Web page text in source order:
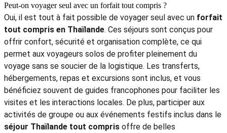
Peut-on voyager seul avec un forfait tout compris ?
Oui, il est tout à fait possible de voyager seul avec un forfait
tout compris en Thaïlande. Ces séjours sont conçus pour
offrir confort, sécurité et organisation complète, ce qui
permet aux voyageurs solos de profiter pleinement du
voyage sans se soucier de la logistique. Les transferts,
hébergements, repas et excursions sont inclus, et vous
bénéficiez souvent de guides francophones pour faciliter les
visites et les interactions locales. De plus, participer aux
activités de groupe ou aux événements festifs inclus dans le
séjour Thaïlande tout compris offre de belles